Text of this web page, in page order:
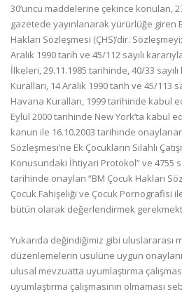
30’uncu maddelerine çekince konulan,
gazetede yayınlanarak yürürlüğe giren
Hakları Sözleşmesi (ÇHS)’dir.
Aralık 1990 tarih ve 45/112 sayılı
İlkeleri, 29.11.1985 tarihinde, 40/33
Kuralları, 14 Aralık 1990 tarih ve 45/113
Havana Kuralları, 1999 tarihinde kabul
Eylül 2000 tarihinde New York’ta kabul
kanun ile 16.10.2003 tarihinde
Sözleşmesi’ne Ek Çocukların Silahlı
Konusundaki İhtiyari Protokol” ve 4755
tarihinde onaylan “BM Çocuk Hakları
Çocuk Fahişeliği ve Çocuk Pornografisi
bütün olarak değerlendirmek
Yukarıda değindiğimiz gibi uluslararası
düzenlemelerin usulüne uygun
ulusal mevzuatta uyumlaştırma
uyumlaştırma çalışmasının olmaması